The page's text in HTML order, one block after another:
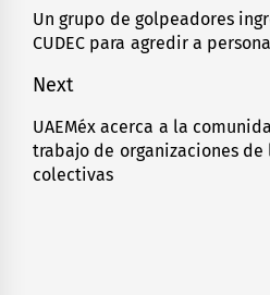
de
entradas
Previous
post:
Un grupo de golpeadores
CUDEC para agredir a
Next
Next
post:
UAEMéx acerca a la
trabajo de organizaciones
colectivas